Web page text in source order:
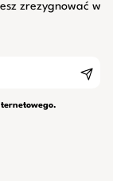
zrezygnować w